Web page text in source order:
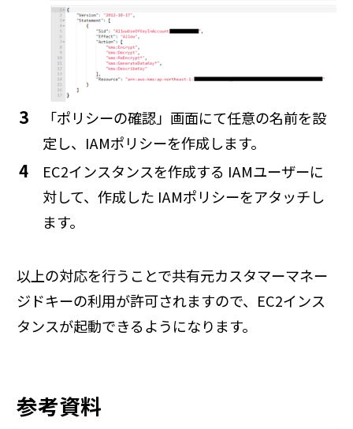
「ポリシーの確認」画面にて任意の名前を設
定し、IAMポリシーを作成します。
EC2インスタンスを作成する IAMユーザーに
対して、作成した IAMポリシーをアタッチし
ます。
以上の対応を行うことで共有元カスタマーマネー
ジドキーの利用が許可されますので、EC2インス
タンスが起動できるようになります。
参考資料